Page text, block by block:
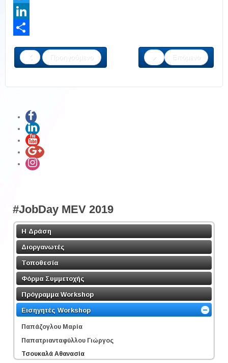
Twitter
LinkedIn
Προηγούμενο
Επόμενο
#JobDay MEV 2019
Η Δράση
Διοργανωτές
Τοποθεσία
Φόρμα Συμμετοχής
Πρόγραμμα Workshop
Εισηγητές Workshop
Παπάζογλου Μαρία
Παπατριανταφύλλου Γιώργος
Τσουκαλά Αθανασία